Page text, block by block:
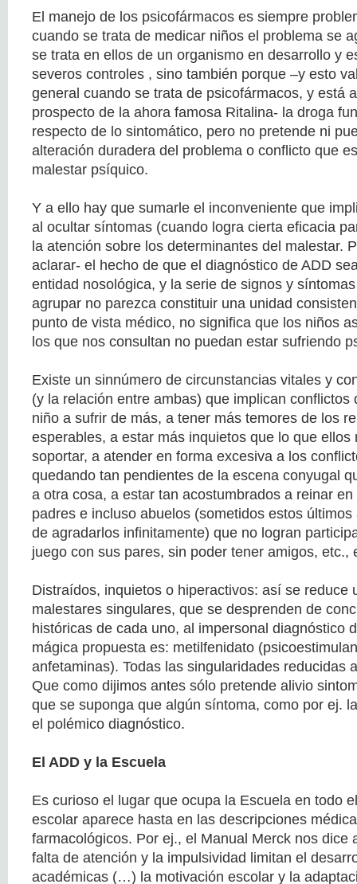
El manejo de los psicofármacos es siempre
cuando se trata de medicar niños el problema se
se trata en ellos de un organismo en desarrollo y
severos controles , sino también porque –y esto
general cuando se trata de psicofármacos, y está
prospecto de la ahora famosa Ritalina- la droga
respecto de lo sintomático, pero no pretende ni
alteración duradera del problema o conflicto que
malestar psíquico.
Y a ello hay que sumarle el inconveniente que
al ocultar síntomas (cuando logra cierta eficacia
la atención sobre los determinantes del malestar.
aclarar- el hecho de que el diagnóstico de ADD
entidad nosológica, y la serie de signos y
agrupar no parezca constituir una unidad
punto de vista médico, no significa que los niños
los que nos consultan no puedan estar sufriendo
Existe un sinnúmero de circunstancias vitales y
(y la relación entre ambas) que implican conflictos
niño a sufrir de más, a tener más temores de los
esperables, a estar más inquietos que lo que ellos
soportar, a atender en forma excesiva a los
quedando tan pendientes de la escena conyugal
a otra cosa, a estar tan acostumbrados a reinar
padres e incluso abuelos (sometidos estos
de agradarlos infinitamente) que no logran
juego con sus pares, sin poder tener amigos, etc.,
Distraídos, inquietos o hiperactivos: así se reduce
malestares singulares, que se desprenden de
históricas de cada uno, al impersonal diagnóstico
mágica propuesta es: metilfenidato
anfetaminas). Todas las singularidades reducidas
Que como dijimos antes sólo pretende alivio
que se suponga que algún síntoma, como por ej.
el polémico diagnóstico.
El ADD y la Escuela
Es curioso el lugar que ocupa la Escuela en todo
escolar aparece hasta en las descripciones
farmacológicos. Por ej., el Manual Merck nos dice
falta de atención y la impulsividad limitan el
académicas (…) la motivación escolar y la